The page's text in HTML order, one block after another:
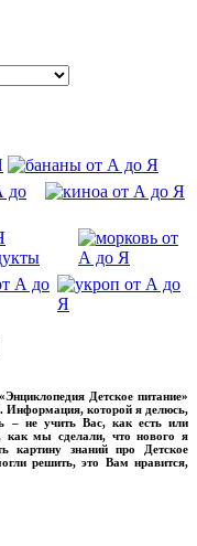
Детское питание»
Информация, которой я делюсь,
– не учить Вас, как есть или
как мы сделали, что нового я
картину знаний про Детское
решить, это Вам нравится,